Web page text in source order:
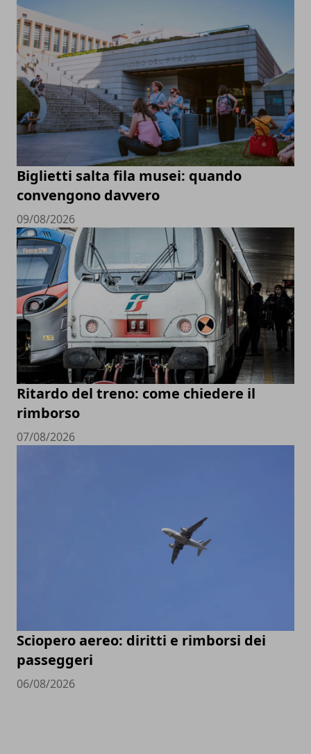
Biglietti salta fila musei: quando
convengono davvero
09/08/2026
Ritardo del treno: come chiedere il
rimborso
07/08/2026
Sciopero aereo: diritti e rimborsi dei
passeggeri
06/08/2026